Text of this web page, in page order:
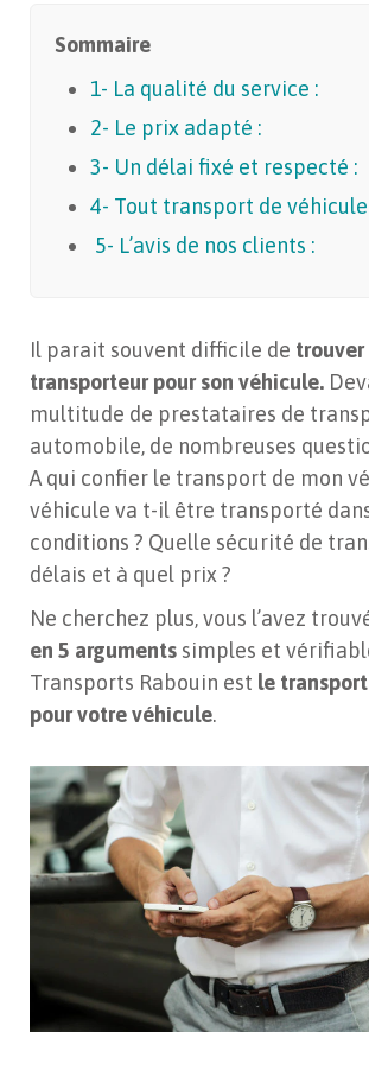
Sommaire
1- La qualité du service :
2- Le prix adapté :
3- Un délai fixé et respecté :
4- Tout transport de véhicule
5- L’avis de nos clients :
Il parait souvent difficile de
transporteur pour son véhicule.
multitude de prestataires de
automobile, de nombreuses
A qui confier le transport de mon
véhicule va t-il être transporté
conditions ? Quelle sécurité de
délais et à quel prix ?
Ne cherchez plus, vous l’avez
en 5 arguments simples et
Transports Rabouin est le
pour votre véhicule.